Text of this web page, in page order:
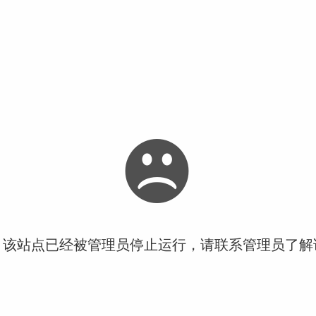
站点已经被管理员停止运行，请联系管理员了